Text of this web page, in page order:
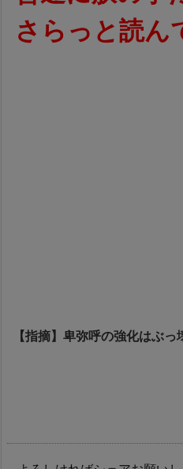
さらっと読ん
【指摘】卑弥呼の強化はぶっ